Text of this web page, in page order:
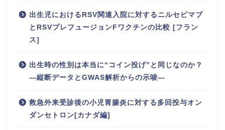
出生児におけるRSV関連入院に対するニルセビマブ
とRSVプレフュージョンFワクチンの比較 [フラン
ス]
出生時の性別は本当に“コイン投げ”と同じなのか？
―縦断データとGWAS解析からの示唆―
救急外来受診後の小児胃腸炎に対する多回投与オン
ダンセトロン[カナダ編]